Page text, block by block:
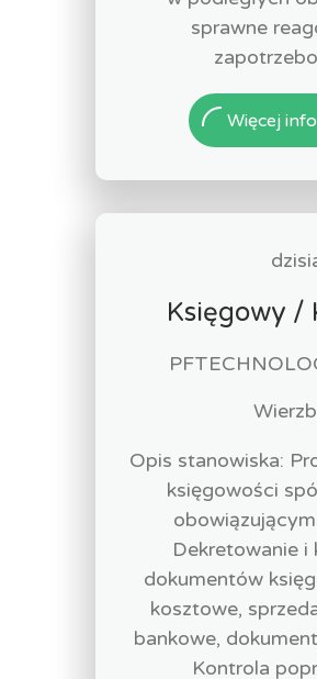
sprawne
Więcej
Księgowy /
Opis stanowiska:
księgowości
Dekretowanie i
dokumentów
kosztowe,
bankowe,
Kontrola